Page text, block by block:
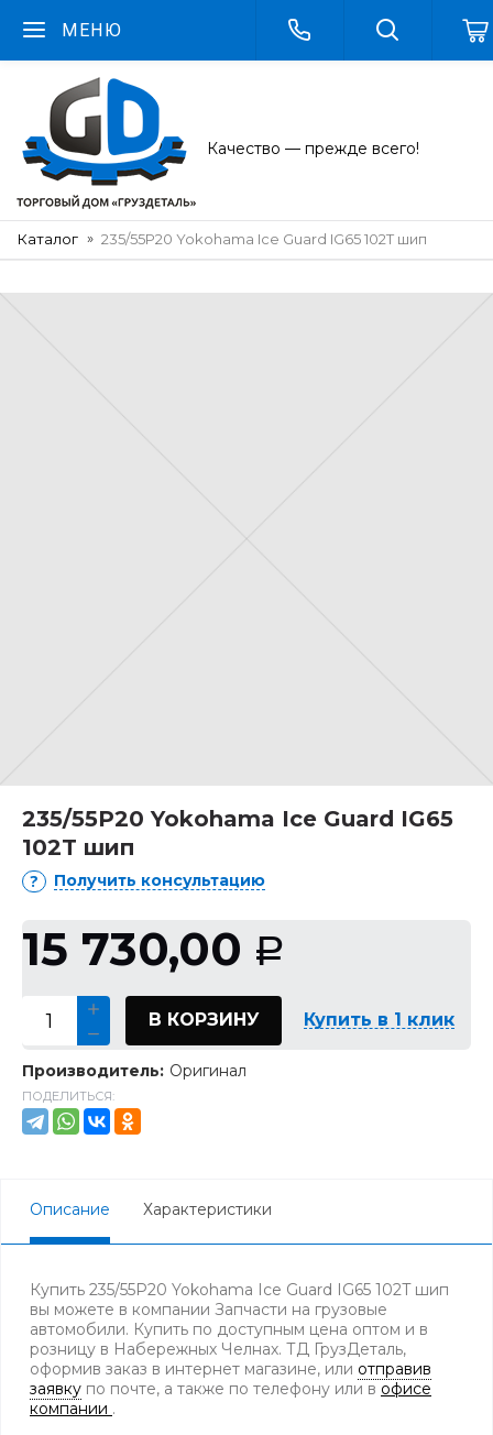
МЕНЮ
Качество — прежде всего!
Каталог 235/55Р20 Yokohama Ice Guard IG65 102T шип
235/55Р20 Yokohama Ice Guard IG65
102T шип
Получить консультацию
15 730,00 Р
В КОРЗИНУ Купить в 1 клик
Производитель: Оригинал
ПОДЕЛИТЬСЯ:
Описание Характеристики
Купить 235/55Р20 Yokohama Ice Guard IG65 102T шип
вы можете в компании Запчасти на грузовые
автомобили. Купить по доступным цена оптом и в
розницу в Набережных Челнах. ТД ГрузДеталь,
оформив заказ в интернет магазине, или отправив
заявку по почте, а также по телефону или в офисе
компании .